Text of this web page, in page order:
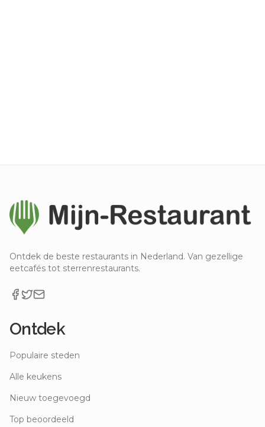
Ontdek de beste restaurants in Nederland. Van gezellige
eetcafés tot sterrenrestaurants.
Ontdek
Populaire steden
Alle keukens
Nieuw toegevoegd
Top beoordeeld